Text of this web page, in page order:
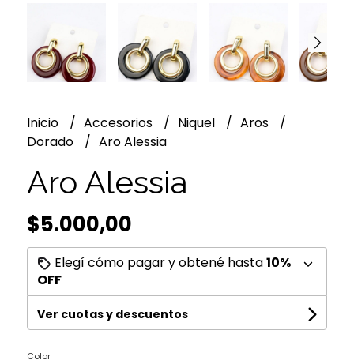
Inicio Accesorios Niquel
Aros
Dorado
Aro Alessia
Aro Alessia
$5.000,00
Elegí cómo pagar y obtené hasta10%
OFF
Ver cuotas y descuentos
Color